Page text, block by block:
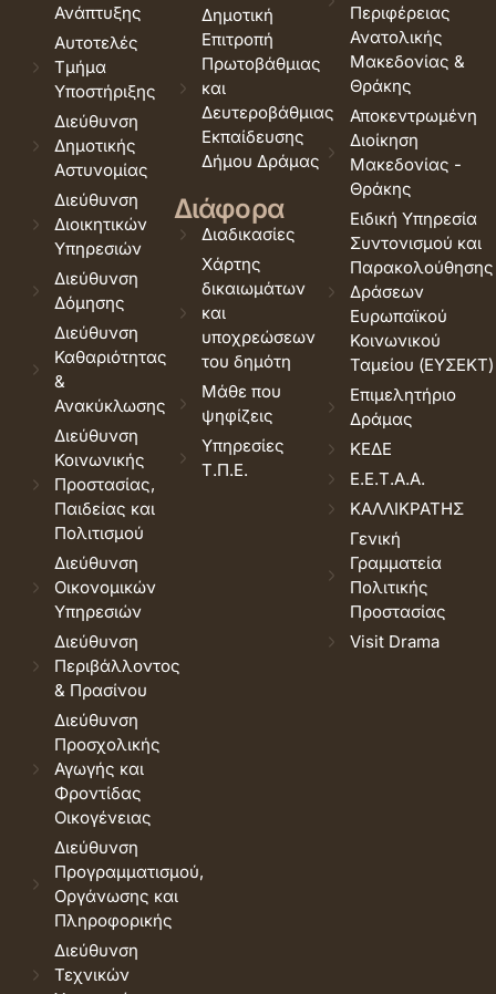
Ανάπτυξης
Αυτοτελές
Τμήμα
Υποστήριξης
Διεύθυνση
Δημοτικής
Αστυνομίας
Διεύθυνση
Διοικητικών
Υπηρεσιών
Διεύθυνση
Δόμησης
Διεύθυνση
Καθαριότητας
&
Ανακύκλωσης
Διεύθυνση
Κοινωνικής
Προστασίας,
Παιδείας και
Πολιτισμού
Διεύθυνση
Οικονομικών
Υπηρεσιών
Διεύθυνση
Περιβάλλοντος
& Πρασίνου
Διεύθυνση
Προσχολικής
Αγωγής και
Φροντίδας
Οικογένειας
Διεύθυνση
Προγραμματισμού,
Οργάνωσης και
Πληροφορικής
Διεύθυνση
Τεχνικών
Δημοτική
Επιτροπή
Πρωτοβάθμιας
και
Δευτεροβάθμιας
Εκπαίδευσης
Δήμου Δράμας
Διάφορα
Διαδικασίες
Χάρτης
δικαιωμάτων
και
υποχρεώσεων
του δημότη
Μάθε που
ψηφίζεις
Υπηρεσίες
Τ.Π.Ε.
Περιφέρειας
Ανατολικής
Μακεδονίας &
Θράκης
Αποκεντρωμένη
Διοίκηση
Μακεδονίας -
Θράκης
Ειδική Υπηρεσία
Συντονισμού και
Παρακολούθησης
Δράσεων
Ευρωπαϊκού
Κοινωνικού
Ταμείου (ΕΥΣΕΚΤ)
Επιμελητήριο
Δράμας
ΚΕΔΕ
Ε.Ε.Τ.Α.Α.
ΚΑΛΛΙΚΡΑΤΗΣ
Γενική
Γραμματεία
Πολιτικής
Προστασίας
Visit Drama